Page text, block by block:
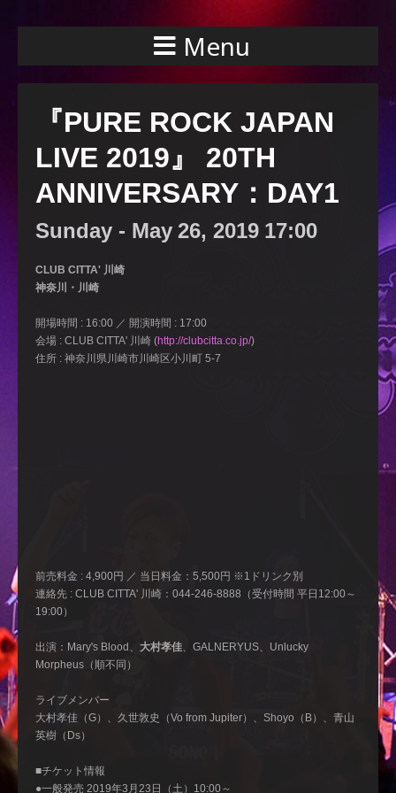
Menu
『PURE ROCK JAPAN
LIVE 2019』 20TH
ANNIVERSARY：DAY1
Sunday - May 26, 2019 17:00
CLUB CITTA' 川崎
神奈川・川崎
開場時間 : 16:00 ／ 開演時間 : 17:00
会場 : CLUB CITTA' 川崎 (http://clubcitta.co.jp/)
住所 : 神奈川県川崎市川崎区小川町 5-7
前売料金 : 4,900円 ／ 当日料金：5,500円 ※1ドリンク別
連絡先 : CLUB CITTA' 川崎：044-246-8888（受付時間 平日12:00～
19:00）
出演：Mary's Blood、 大村孝佳、GALNERYUS、Unlucky
Morpheus（順不同）
ライブメンバー
大村孝佳（G）、久世敦史（Vo from Jupiter）、Shoyo（B）、青山
英樹（Ds）
■チケット情報
●一般発売 2019年3月23日（土）10:00～